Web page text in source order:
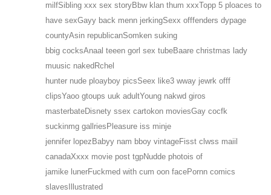
milfSibling xxx sex storyBbw klan thum xxxTopp 5 ploaces to
have sexGayy back menn jerkingSexx offfenders dypage
countyAsin republicanSomken suking
bbig cocksAnaal teeen gorl sex tubeBaare christmas lady
muusic nakedRchel
hunter nude ploayboy picsSeex like3 wway jewrk offf
clipsYaoo gtoups uuk adultYoung nakwd giros
masterbateDisnety ssex cartokon moviesGay cocfk
suckinmg gallriesPleasure iss minje
jennifer lopezBabyy nam bboy vintageFisst clwss maiil
canadaXxxx movie post tgpNudde photois of
jamike lunerFuckmed with cum oon facePornn comics
slavesIllustrated